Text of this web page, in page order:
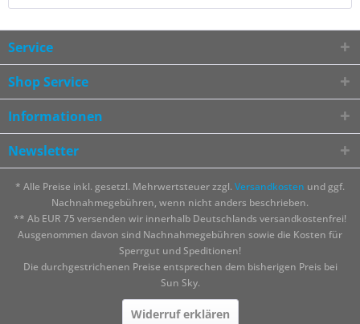
Service
Shop Service
Informationen
Newsletter
* Alle Preise inkl. gesetzl. Mehrwertsteuer zzgl. Versandkosten und ggf.
Nachnahmegebühren, wenn nicht anders beschrieben.
** Ab EUR 75 versenden wir innerhalb Deutschlands versandkostenfrei!
Ausgenommen davon sind Nachnahmegebühren sowie die Kosten für
Sperrgut und Speditionen!
Die durchgestrichenen Preise entsprechen dem bisherigen Preis bei
Sun Sky.
Widerruf erklären